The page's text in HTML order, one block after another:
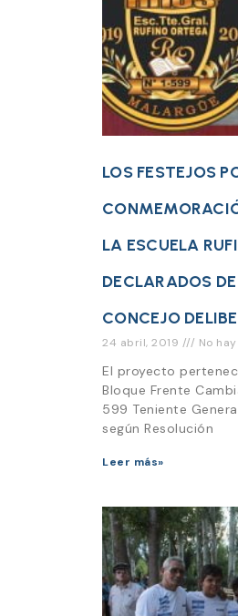
LOS FESTEJOS
LA ESCUELA
DECLARADOS
CONCEJO
24 abril, 2019 No
El proyecto
Bloque Frente
599 Teniente
según Resolución
Leer más»